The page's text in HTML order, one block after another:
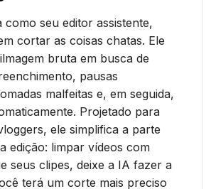
como seu editor assistente,
cortar as coisas chatas. Ele
bruta em busca de
pausas
malfeitas e, em seguida,
Projetado para
ele simplifica a parte
edição: limpar vídeos com
seus clipes, deixe a IA fazer a
terá um corte mais preciso